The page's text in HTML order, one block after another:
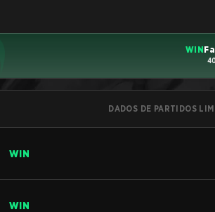
WIN
DADOS DE PARTIDOS
WIN
WIN